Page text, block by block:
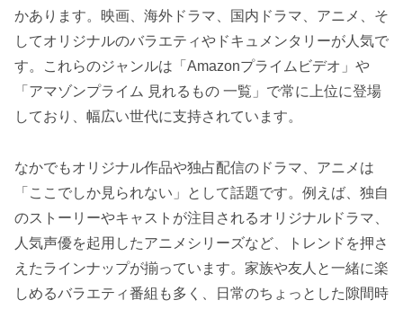
かあります。映画、海外ドラマ、国内ドラマ、アニメ、そ
してオリジナルのバラエティやドキュメンタリーが人気で
す。これらのジャンルは「Amazonプライムビデオ」や
「アマゾンプライム 見れるもの 一覧」で常に上位に登場
しており、幅広い世代に支持されています。
なかでもオリジナル作品や独占配信のドラマ、アニメは
「ここでしか見られない」として話題です。例えば、独自
のストーリーやキャストが注目されるオリジナルドラマ、
人気声優を起用したアニメシリーズなど、トレンドを押さ
えたラインナップが揃っています。家族や友人と一緒に楽
しめるバラエティ番組も多く、日常のちょっとした隙間時